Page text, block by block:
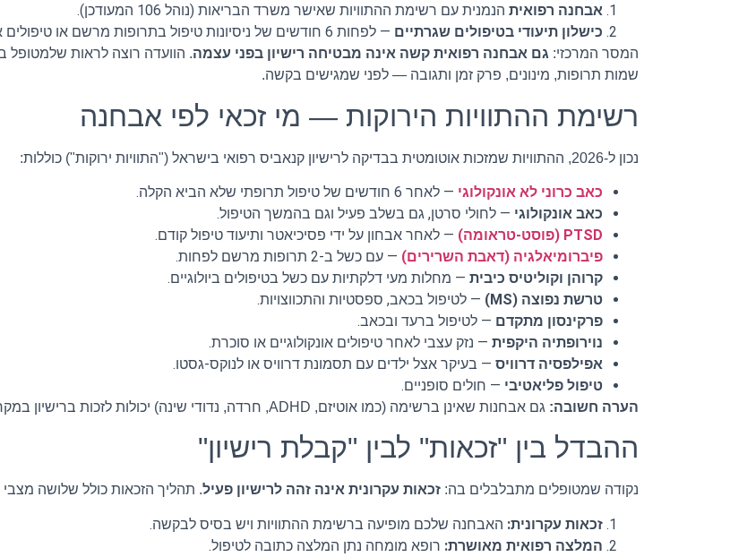
אבחנה רפואית הנמנית עם רשימת ההתוויות שאישר משרד הבריאות (נוהל 106 המעודכן).
כישלון תיעודי בטיפולים שגרתיים — לפחות 6 חודשים של ניסיונות טיפול בתרופות מרשם או טיפולים אחרים, ללא הקלה משמעותית.
המסר המרכזי: גם אבחנה רפואית קשה אינה מבטיחה רישיון בפני עצמה. הוועדה רוצה לראות שלמטופל
שמות תרופות, מינונים, פרק זמן ותגובה — לפני שמגישים בקשה.
רשימת ההתוויות הירוקות — מי זכאי לפי אבחנה
נכון ל-2026, ההתוויות שמזכות אוטומטית בבדיקה לרישיון קנאביס רפואי בישראל ("התוויות ירוקות") כוללות:
כאב כרוני לא אונקולוגי — לאחר 6 חודשים של טיפול תרופתי שלא הביא הקלה.
כאב אונקולוגי — לחולי סרטן, גם בשלב פעיל וגם בהמשך הטיפול.
PTSD (פוסט-טראומה)
— לאחר אבחון על ידי פסיכיאטר ותיעוד טיפול קודם.
פיברומיאלגיה (דאבת השרירים) — עם כשל ב-2 תרופות מרשם לפחות.
קרוהן וקוליטיס כיבית — מחלות מעי דלקתיות עם כשל בטיפולים ביולוגיים.
טרשת נפוצה (MS)
— לטיפול בכאב, ספסטיות והתכווצויות.
פרקינסון מתקדם — לטיפול ברעד ובכאב.
נוירופתיה היקפית — נזק עצבי לאחר טיפולים אונקולוגיים או סוכרת.
אפילפסיה דרוויס — בעיקר אצל ילדים עם תסמונת דרוויס או לנוקס-גסטו.
טיפול פליאטיבי — חולים סופניים.
הערה חשובה: גם אבחנות שאינן ברשימה (כמו אוטיזם, ADHD, חרדה, נדודי שינה) יכולות לזכות ברישיון במקרים מיוחדים — אבל הדרך מורכבת יותר ודורשת ועדה מיוחדת.
ההבדל בין "זכאות" לבין "קבלת רישיון"
נקודה שמטופלים מתבלבלים בה: זכאות עקרונית אינה זהה לרישיון פעיל. תהליך הזכאות כולל שלושה מצבי
זכאות עקרונית: האבחנה שלכם מופיעה ברשימת ההתוויות ויש בסיס לבקשה.
המלצה רפואית מאושרת: רופא מומחה נתן המלצה כתובה לטיפול.